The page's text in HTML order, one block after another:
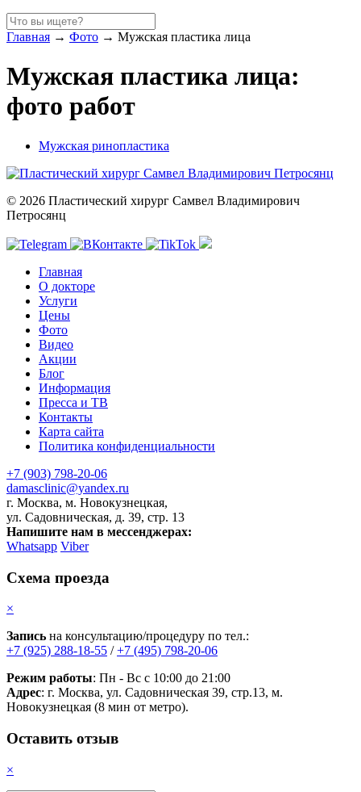
Главная → Фото → Мужская пластика лица
Мужская пластика лица:
фото работ
Мужская ринопластика
© 2026 Пластический хирург Самвел Владимирович
Петросянц
Главная
О докторе
Услуги
Цены
Фото
Видео
Акции
Блог
Информация
Пресса и ТВ
Контакты
Карта сайта
Политика конфиденциальности
+7 (903) 798-20-06
damasclinic@yandex.ru
г. Москва, м. Новокузнецкая,
ул. Садовническая, д. 39, стр. 13
Напишите нам в мессенджерах:
Whatsapp Viber
Схема проезда
×
Запись на консультацию/процедуру по тел.:
+7 (925) 288-18-55 /+7 (495) 798-20-06
Режим работы: Пн - Вс с 10:00 до 21:00
Адрес: г. Москва, ул. Садовническая 39, стр.13, м.
Новокузнецкая (8 мин от метро).
Оставить отзыв
×